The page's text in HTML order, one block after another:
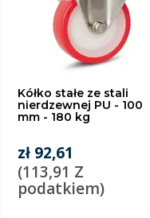
Kółko stałe ze stali
nierdzewnej PU - 100
mm - 180 kg
zł 92,61
(113,91 Z
podatkiem)